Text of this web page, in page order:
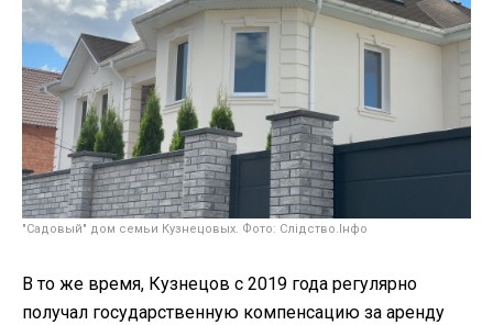
"Садовый" дом семьи Кузнецовых. Фото: Слідство.Інфо
В то же время, Кузнецов с 2019 года регулярно
получал государственную компенсацию за аренду